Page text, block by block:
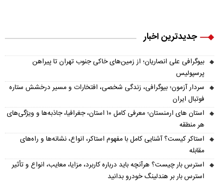
جدیدترین اخبار
بیوگرافی علی انصاریان؛ از زمین‌های خاکی جنوب تهران تا پیراهن
پرسپولیس
سردار آزمون؛ بیوگرافی، زندگی شخصی، افتخارات و مسیر درخشش ستاره
فوتبال ایران
استان های ارمنستان؛ معرفی کامل ۱۰ استان، جغرافیا، جاذبه‌ها و ویژگی‌های
هر منطقه
استاکر کیست؟ آشنایی کامل با مفهوم استاکر، انواع، نشانه‌ها و راه‌های
مقابله
استرس بار چیست؟ هرآنچه باید درباره کاربرد، مزایا، معایب، انواع و تأثیر
استرس بار بر هندلینگ خودرو بدانید